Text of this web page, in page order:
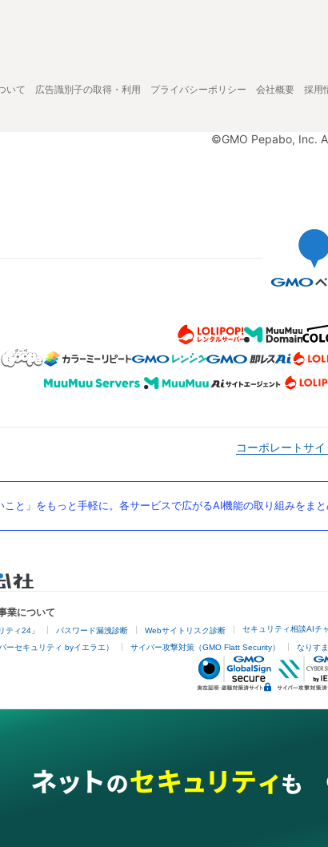
いて 広告識別子の取得・利用 プライバシーポリシー 会社概要 採用
©GMO Pepabo, Inc.
コーポレートサイ
こと」をもっと手軽に。各サービスで広がるAI機能の取り組みをまと
業について
ティ24」 パスワード漏洩診断 Webサイトリスク診断 セキュリティ相談AIチ
ーセキュリティ byイエラエ） サイバー攻撃対策（GMO Flatt Security） なりす